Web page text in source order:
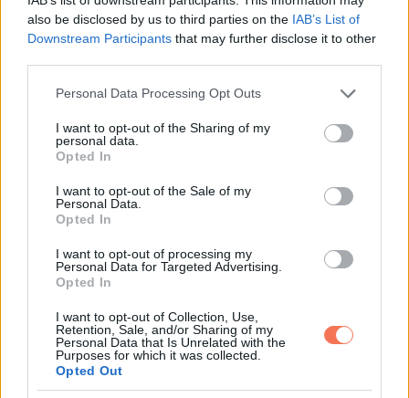
also be disclosed by us to third parties on the IAB’s List of
Downstream Participants that may further disclose it to other
Please note that this website/app uses one or more Google
not limited to your visit or usage behaviour. You may click to
grant or deny consent to Google and its third-party tags to
use your data for below specified purposes in below Google
consent section.
Personal Data Processing Opt Outs
I want to opt-out of the Sharing of my
personal data.
Opted In
I want to opt-out of the Sale of my
Personal Data.
Opted In
I want to opt-out of processing my
Personal Data for Targeted Advertising.
Opted In
I want to opt-out of Collection, Use,
Retention, Sale, and/or Sharing of my
Personal Data that Is Unrelated with the
Purposes for which it was collected.
Opted Out
Oroszlán – Szűz – Mérleg – Skorpió – Nyilas
– Bak – Vízöntő – Halak, figyelem!
5 perce jött a hír – Hatalmas büntetést
kapsz, ha így váltod vissza a palackokat
További bejegyzések